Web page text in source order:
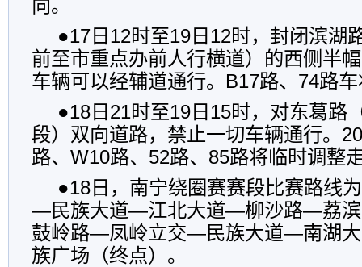
向。
●17日12时至19日12时，封闭滨湖
前至市重点办前人行横道）的西侧半
车辆可以经辅道通行。B17路、74路
●18日21时至19日15时，对东葛路
段）双向道路，禁止一切车辆通行。
路、W10路、52路、85路将临时调整
●18日，南宁绕圈赛赛段比赛路线
—民族大道—江北大道—柳沙路—荔
鼓岭路—凤岭立交—民族大道—南湖
族广场（终点）。